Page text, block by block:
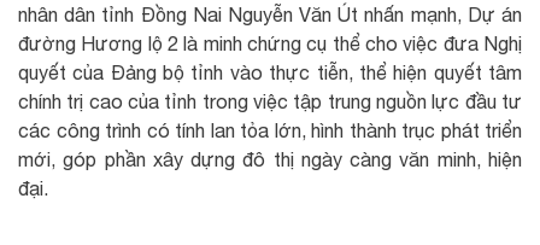
nhân dân tỉnh Đồng Nai Nguyễn Văn Út nhấn mạnh, Dự án
đường Hương lộ 2 là minh chứng cụ thể cho việc đưa Nghị
quyết của Đảng bộ tỉnh vào thực tiễn, thể hiện quyết tâm
chính trị cao của tỉnh trong việc tập trung nguồn lực đầu tư
các công trình có tính lan tỏa lớn, hình thành trục phát triển
mới, góp phần xây dựng đô thị ngày càng văn minh, hiện
đại.